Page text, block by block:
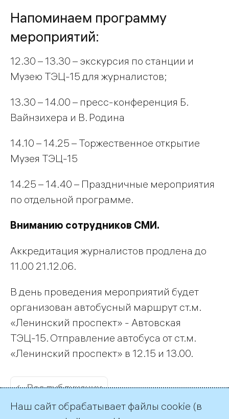
Напоминаем программу
мероприятий:
12.30 – 13.30 – экскурсия по станции и
Музею ТЭЦ-15 для журналистов;
13.30 – 14.00 – пресс-конференция Б.
Вайнзихера и В. Родина
14.10 – 14.25 – Торжественное открытие
Музея ТЭЦ-15
14.25 – 14.40 – Праздничные мероприятия
по отдельной программе.
Вниманию сотрудников СМИ.
Аккредитация журналистов продлена до
11.00 21.12.06.
В день проведения мероприятий будет
организован автобусный маршрут ст.м.
«Ленинский проспект» - Автовская
ТЭЦ-15. Отправление автобуса от ст.м.
«Ленинский проспект» в 12.15 и 13.00.
← Все публикации
Наш сайт обрабатывает файлы cookie (в